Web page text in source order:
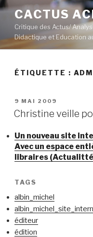
Aller
contenu
principal
CACTUS
Critique des Actus/
Didactique et Education
ÉTIQUETTE :
PUBLIÉ
LE
9 MAI 2009
Christine veille
Un nouveau site
Avec un espace
libraires (Actualitté
TAGS
albin_michel
éditeur
édition